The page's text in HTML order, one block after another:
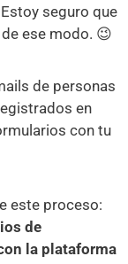
Estoy seguro que
ese modo. 😉
de personas
en
con tu
este proceso:
de
la plataforma